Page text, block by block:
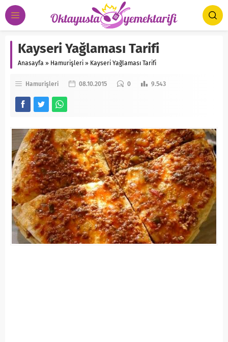
Kayseri Yağlaması Tarifi
Anasayfa » Hamurişleri » Kayseri Yağlaması Tarifi
Hamurişleri 08.10.2015 0 9.543